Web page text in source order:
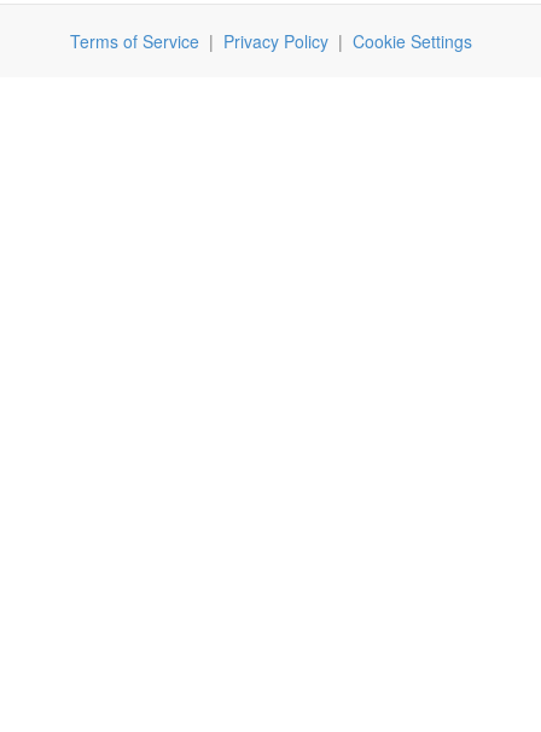
Terms of Service| Privacy Policy| Cookie Settings